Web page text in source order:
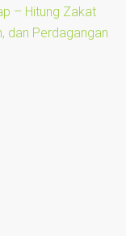
– Hitung Zakat
dan Perdagangan